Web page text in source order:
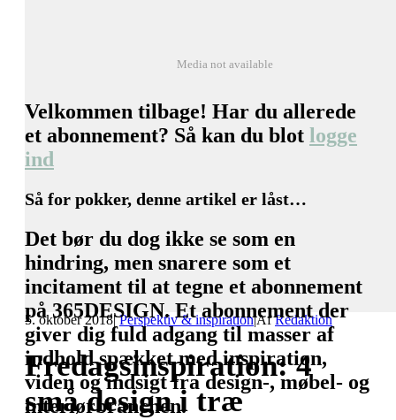
Media not available
5. oktober 2018| Perspektiv & inspiration|AfRedaktion
Fredagsinspiration: 4
små design i træ
Velkommen tilbage! Har du allerede
et abonnement? Så kan du blot logge
ind
Så for pokker, denne artikel er låst…
Det bør du dog ikke se som en
hindring, men snarere som et
incitament til at tegne et abonnement
på 365DESIGN. Et abonnement der
giver dig fuld adgang til masser af
indhold spækket med inspiration,
viden og indsigt fra design-, møbel- og
interiørbranchen.